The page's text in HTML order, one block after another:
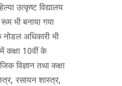
उत्कृष्ट विद्यालय
भी बनाया गया
अधिकारी भी
कक्षा 10वीं के
विज्ञान तथा कक्षा
रसायन शास्त्र,